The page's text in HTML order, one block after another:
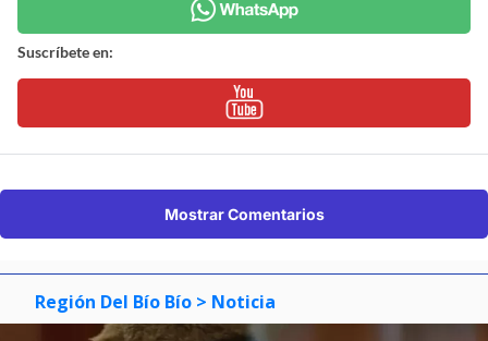
Suscríbete en:
Mostrar Comentarios
Región Del Bío Bío > Noticia